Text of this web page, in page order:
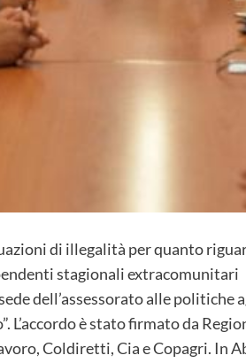
di illegalità per quanto
stagionali extracomunitari
dell’assessorato alle
L’accordo è stato firmato da
Coldiretti, Cia e Copagri. In